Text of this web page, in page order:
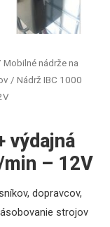
Mobilné nádrže na
/ Nádrž IBC 1000
výdajná
– 12V
dopravcov,
strojov